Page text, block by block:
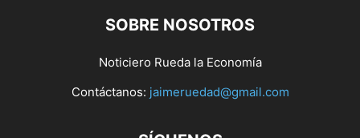
SOBRE NOSOTROS
Noticiero Rueda la Economía
Contáctanos: jaimeruedad@gmail.com